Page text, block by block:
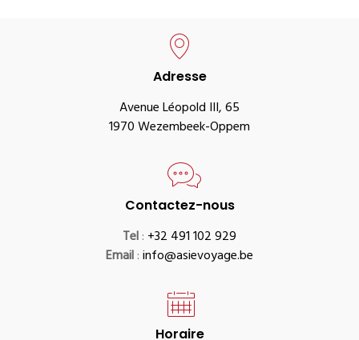
Adresse
Avenue Léopold III, 65
1970 Wezembeek-Oppem
Contactez-nous
Tel: +32 491 102 929
Email:info@asievoyage.be
Horaire